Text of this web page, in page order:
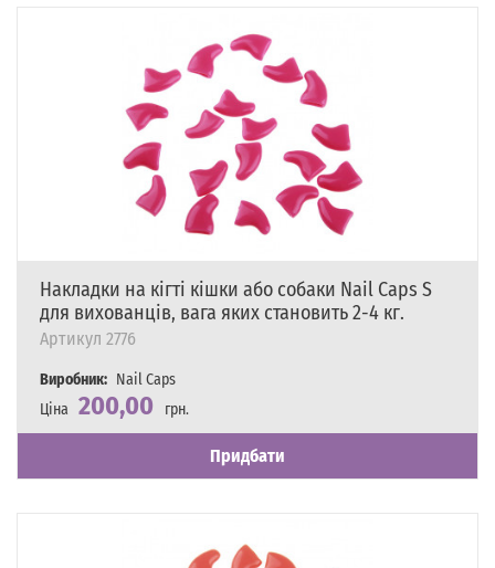
Накладки на кігті кішки або собаки Nail Caps S
для вихованців, вага яких становить 2-4 кг.
Артикул 2776
Виробник: Nail Caps
Ціна 200,00
грн.
Наявність
Є в наявності
Придбати